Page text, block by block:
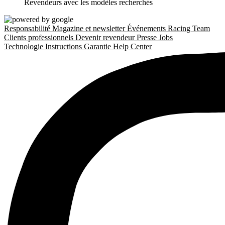
Revendeurs avec les modèles recherchés
Responsabilité Magazine et newsletterÉvénements Racing Team
Clients professionnels Devenir revendeurPresse Jobs
Technologie Instructions Garantie Help Center